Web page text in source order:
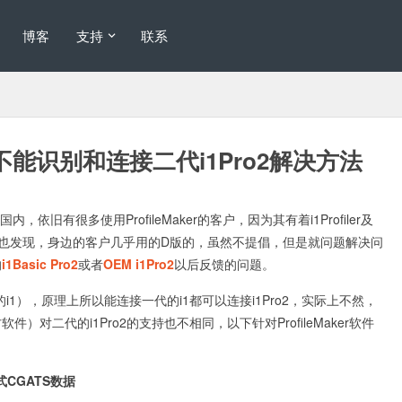
博客 支持 联系
识别和连接二代i1Pro2解决方法
内，依旧有很多使用ProfileMaker的客户，因为其有着i1Profiler及
现，身边的客户几乎用的D版的，虽然不提倡，但是就问题解决问
i1Basic Pro2或者OEM i1Pro2以后反馈的问题。
），原理上所以能连接一代的i1都可以连接i1Pro2，实际上不然，
件）对二代的i1Pro2的支持也不相同，以下针对ProfileMaker软件
CGATS数据